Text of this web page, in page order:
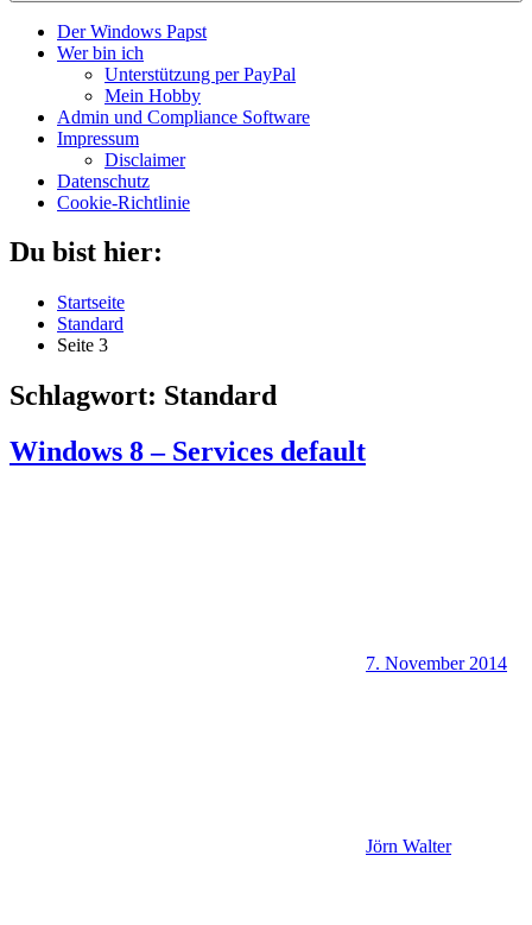
Der Windows Papst
Wer bin ich
Unterstützung per PayPal
Mein Hobby
Admin und Compliance Software
Impressum
Disclaimer
Datenschutz
Cookie-Richtlinie
Du bist hier:
Startseite
Standard
Seite 3
Schlagwort: Standard
Windows 8 – Services default
7. November 2014
Jörn Walter